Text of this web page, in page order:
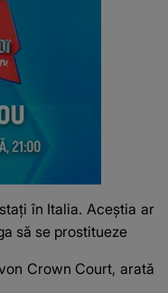
în Italia. Aceștia ar
să se prostitueze
Crown Court, arată